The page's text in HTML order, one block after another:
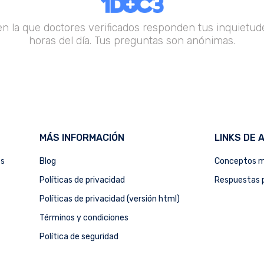
la que doctores verificados responden tus
horas del día. Tus preguntas son anónimas.
MÁS INFORMACIÓN
Blog
Políticas de privacidad
Políticas de privacidad (versión html)
Términos y condiciones
Política de seguridad
LINKS DE
Conceptos
Respuestas